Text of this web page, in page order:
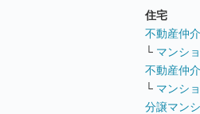
住宅
不動産仲
└ マンシ
不動産仲
└ マンシ
分譲マン